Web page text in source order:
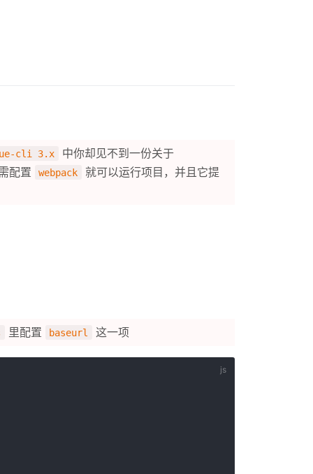
cli 3.x
中你却见不到一份关于
配置 webpack
就可以运行项目，并且它提
里配置 baseurl 这一项